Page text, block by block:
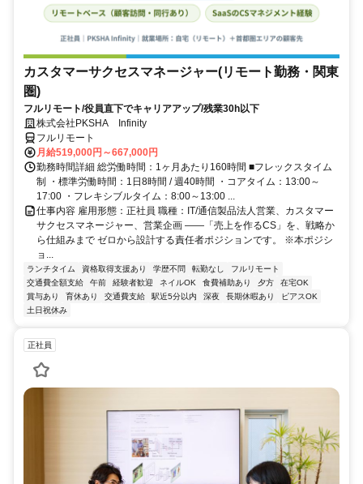
カスタマーサクセスマネージャー(リモート勤務・関東
圏)
フルリモート/役員直下でキャリアアップ/残業30h以下
株式会社PKSHA Infinity
フルリモート
月給519,000円～667,000円
勤務時間詳細 総労働時間：1ヶ月あたり160時間 ■フレックスタイム
制 ・標準労働時間：1日8時間 / 週40時間 ・コアタイム：13:00～
17:00 ・フレキシブルタイム：8:00～13:00 ...
仕事内容 雇用形態：正社員 職種：IT/通信製品法人営業、カスタマー
サクセスマネージャー、営業企画 ――「売上を作るCS」を、戦略か
ら仕組みまで ゼロから設計する責任者ポジションです。 ※本ポジシ
ョ...
ランチタイム 資格取得支援あり 学歴不問 転勤なし
フルリモート
交通費全額支給
午前 経験者歓迎 ネイルOK 食費補助あり 夕方
在宅OK
賞与あり
育休あり 交通費支給 駅近5分以内 深夜 長期休暇あり
ピアスOK
土日祝休み
正社員